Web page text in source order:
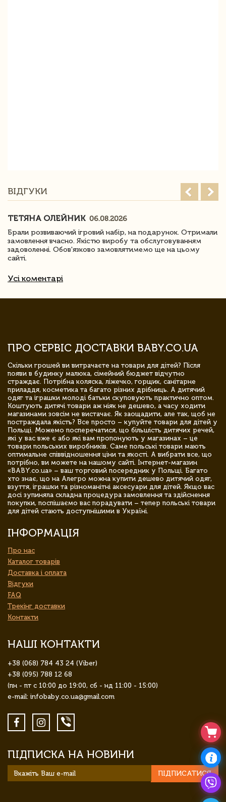
ВІДГУКИ
ТЕТЯНА ОЛЕЙНИК 06.08.2026
Брали розвиваючий ігровий набір, на подарунок. Отримали
замовлення вчасно. Якістю виробу та обслуговуванням
задоволенні. Обов'язково замовлятимемо ще на цьому
сайті.
Усі коментарі
ПРО СЕРВІС ДОСТАВКИ BABY.CO.UA
Скільки грошей ви витрачаєте на товари для дітей? Після
появи в будинку малюка, сімейний бюджет відчутно
страждає. Потрібна коляска, ліжечко, горщик, санітарне
приладдя, косметика та багато різних дрібниць. А дитячий
одяг та іграшки молоді батьки скуповують практично оптом.
Коштують дитячі товари аж ніяк не дешево, а часу ходити
магазинами зовсім не вистачає. Як заощадити, але так, щоб не
постраждала якість? Все просто – купуйте товари для дітей у
Польщі. Можемо посперечатися, що більшість дитячих речей,
які у вас вже є або які вам пропонують у магазинах – це
товари польських виробників. Саме польські товари мають
оптимальне співвідношення ціни та якості. А вибрати все, що
потрібно, ви можете на нашому сайті. Інтернет-магазин
«BABY.co.ua» – ваш торговий посередник у Польщі. Багато
хто знає, що на Алегро можна купити дешево дитячий одяг,
взуття, іграшки та різноманітні аксесуари для дітей. Якщо вас
досі зупиняла складна процедура замовлення та здійснення
покупки, поспішаємо вас порадувати – тепер польські товари
для дітей стають доступнішими в Україні.
ІНФОРМАЦІЯ
Про нас
Каталог товарів
Доставка і оплата
Відгуки
FAQ
Трекінг доставки
Контакти
НАШІ КОНТАКТИ
+38 (068) 784 43 24 (Viber)
+38 (095) 788 12 68
(пн - пт с 10:00 до 19:00, сб - нд 11:00 - 15:00)
e-mail: infobaby.co.ua@gmail.com
ПІДПИСКА НА НОВИНИ
ПІДПИСАТИСЯ